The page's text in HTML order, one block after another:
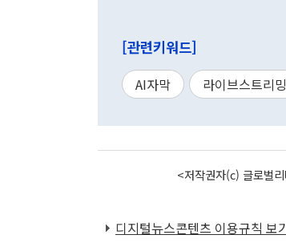
[관련키워드]
AI자막 라이브스트리밍
<저작권자(c) 글로벌
디지털뉴스콘텐츠 이용규칙 보